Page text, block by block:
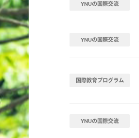
YNUの国際交流
YNUの国際交流
国際教育プログラム
YNUの国際交流